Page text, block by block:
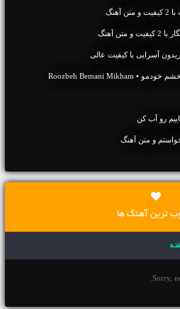
آهنگ
آسرایی با کیفیت عالی
دانلود آهنگ روزبه بمانی میخوام ببخشم خودمو • Roozbeh Bemani Mikham
رو آب کن
و متن آهنگ
ترین آهنگ ها
Sorry,